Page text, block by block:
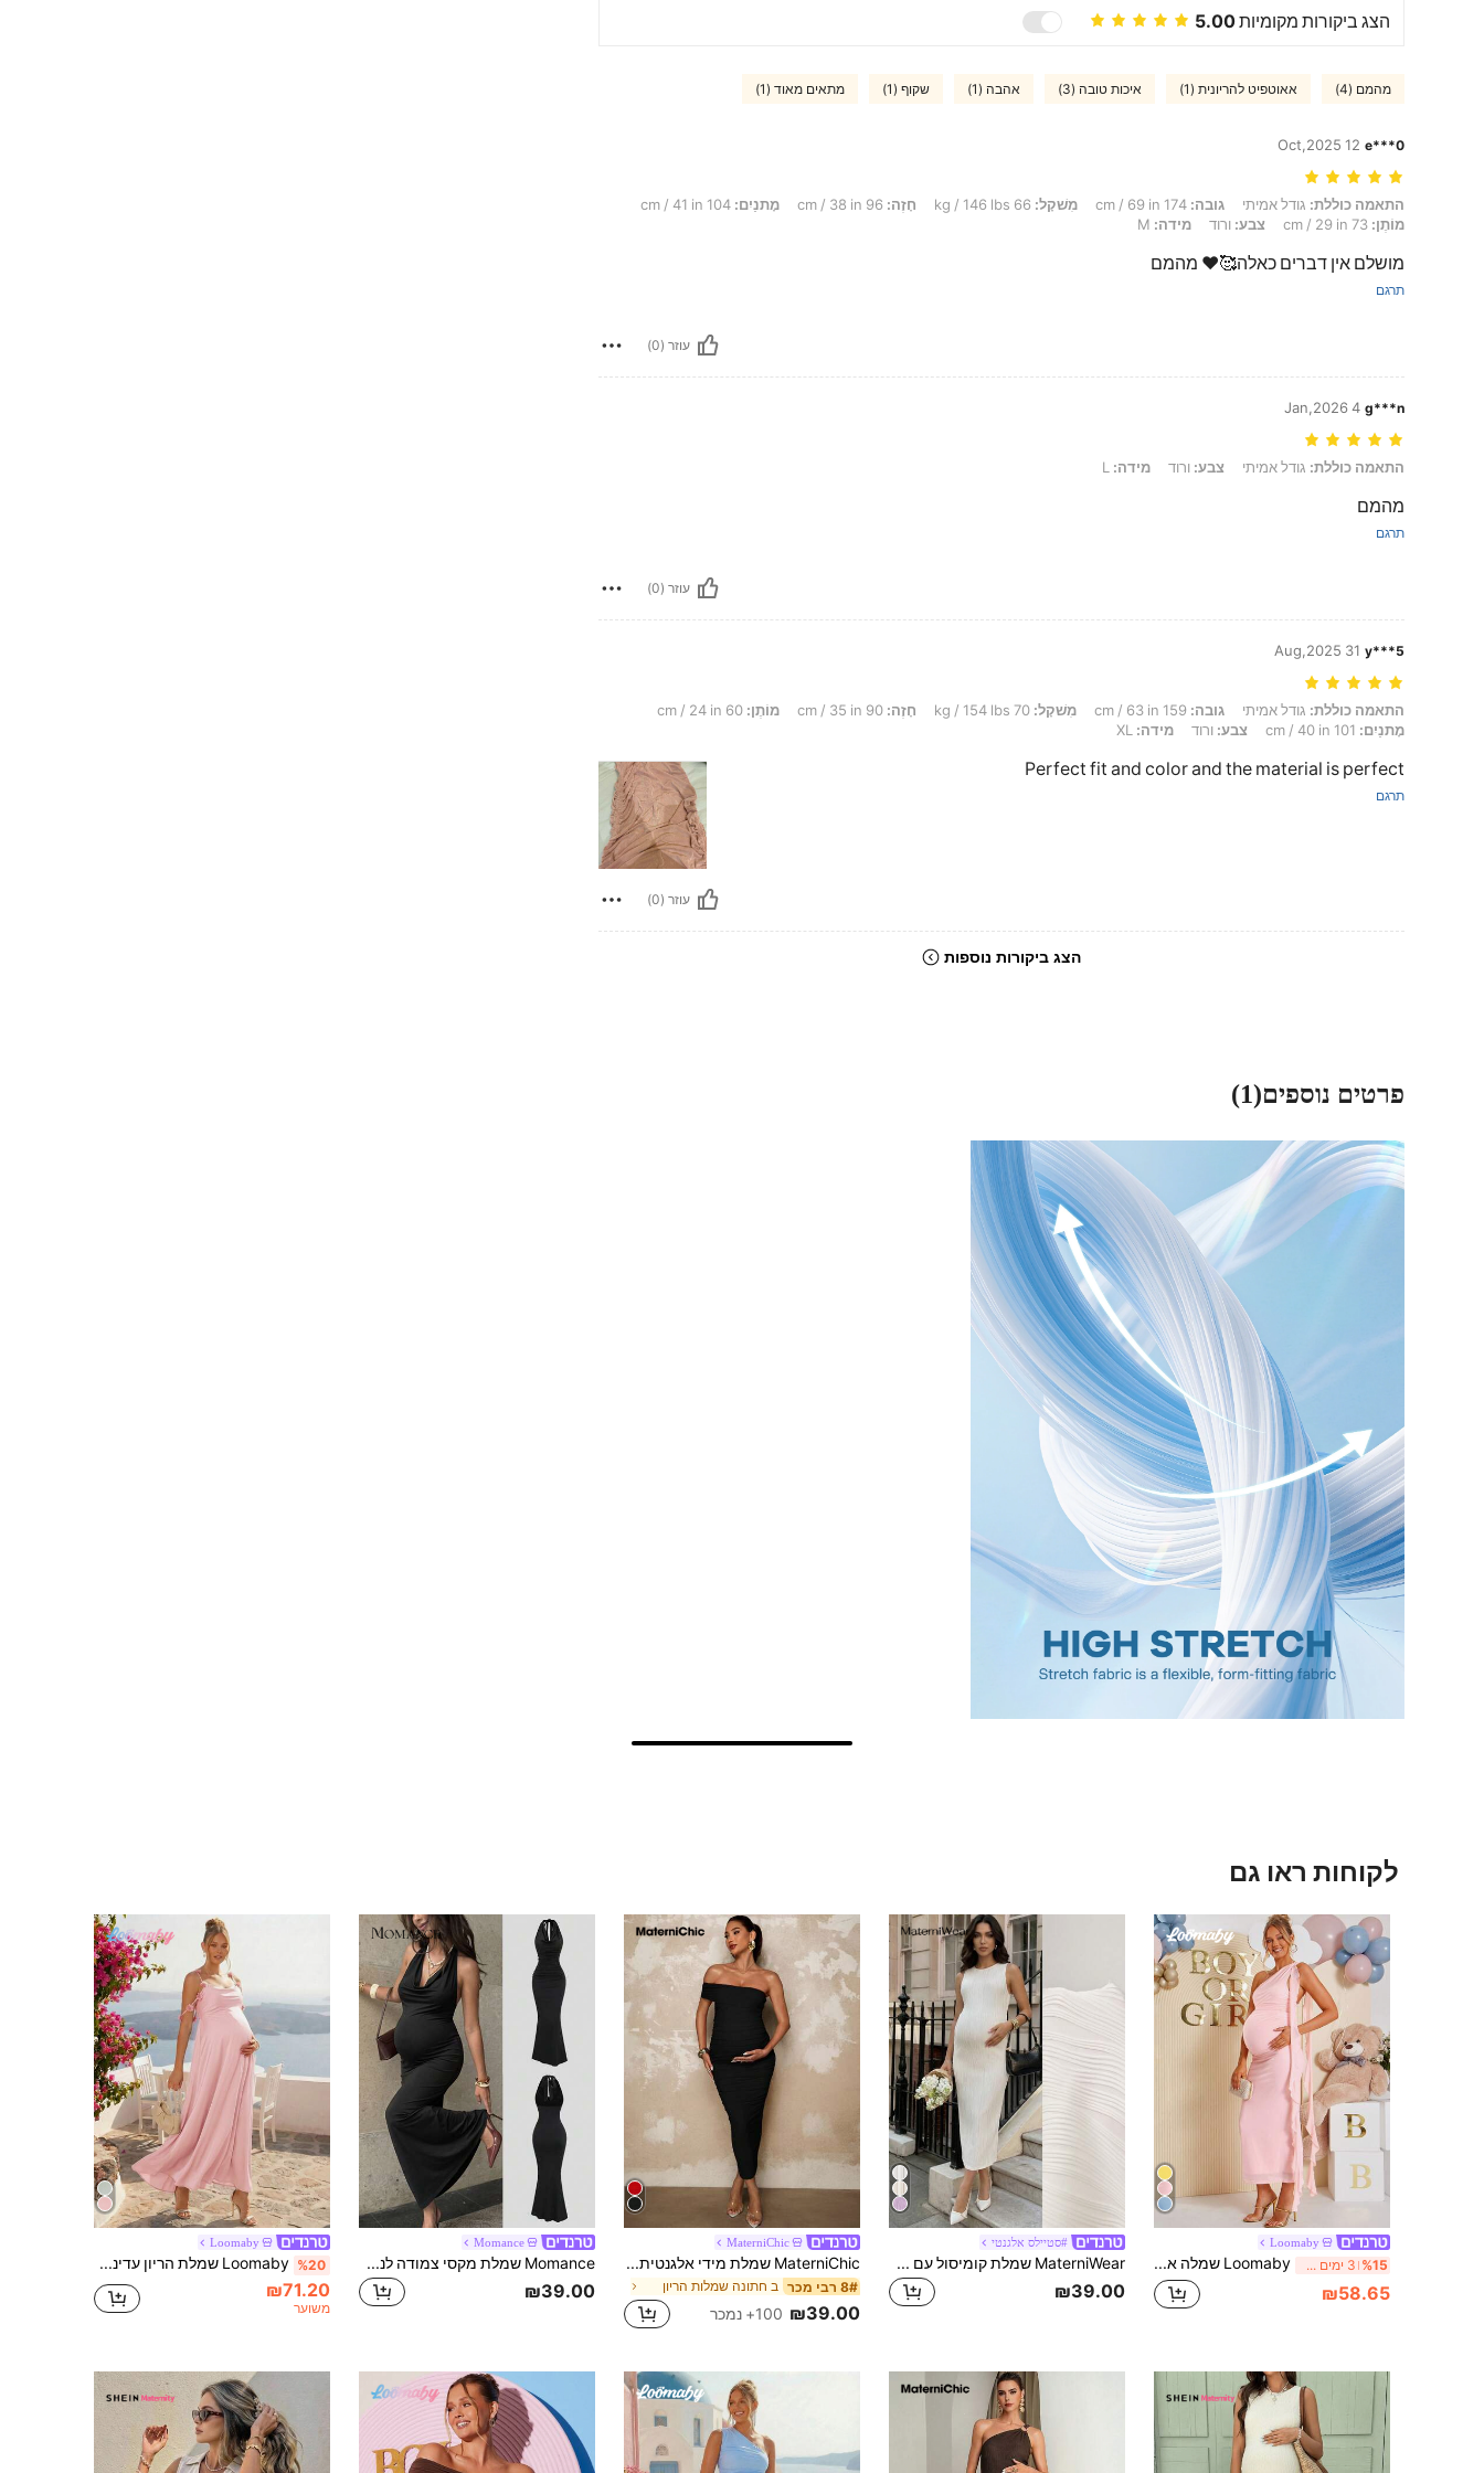
הצג ביקורות מקומיות5.00
מהמם (4) אאוטפיט להריונית (1) איכות טובה (3) אהבה (1) שקוף (1) מתאים מאוד (1)
e***0
12 Oct,2025
התאמה כוללת: גודל אמיתי, גובה: 174 cm / 69 in, מִשׁקָל: 66 kg / 146 lbs, חָזֶה: 96 cm / 38 in, מָתנַיִם: 104 cm / 41 in, מוֹתֶן: 73 cm / 29 in, צבע: ורוד, מידה: M
התאמה כוללת: גודל אמיתי גובה: מִשׁקָל: חָזֶה: מָתנַיִם:
מוֹתֶן:
צבע: ורוד מידה:
מושלם אין דברים כאלה🥰❤️ מהמם
תרגם
עוזר (0)
g***n
4 Jan,2026
התאמה כוללת: גודל אמיתי, צבע: ורוד, מידה: L
התאמה כוללת: גודל אמיתי צבע: ורוד מידה:
מהמם
תרגם
עוזר (0)
y***5
31 Aug,2025
התאמה כוללת: גודל אמיתי, גובה: 159 cm / 63 in, מִשׁקָל: 70 kg / 154 lbs, חָזֶה: 90 cm / 35 in, מוֹתֶן: 60 cm / 24 in, מָתנַיִם: 101 cm / 40 in, צבע: ורוד, מידה: XL
התאמה כוללת: גודל אמיתי גובה: מִשׁקָל: חָזֶה: מוֹתֶן:
מָתנַיִם:
צבע: ורוד מידה:
Perfect fit and color and the material is perfect
תרגם
עוזר (0)
הצג ביקורות נוספות
פרטים נוספים(1)
לקוחות ראו גם
Loomaby
%15 3 ימים אחרונים Loomaby שמלה ארוכה בצבע אחיד עם כתף אחת לנשים בהריון, ללבוש מסיבה אופנתי
₪58.65
#סטיילס אלגנטי
MaterniWear שמלת קומיסול עם טקסטורה בצבע אחיד לקיץ להריון
₪39.00
MaterniChic
MaterniChic שמלת מידי אלגנטית צמודה בצבע אחיד להריון עם קפלים
8# רבי מכר ב חתונה שמלות הריון
₪39.00 100+ נמכר
Momance
Momance שמלת מקסי צמודה לנשים בהריון עם צוואון רכיב, גב פתוח, קשירה אחורית, מותניים מקמטים וגזרת דולפין
₪39.00
Loomaby
%20 Loomaby שמלת הריון עדינה בסגנון צרפתי עם עיטור פרחים תלת-ממדי
₪71.20
משוער